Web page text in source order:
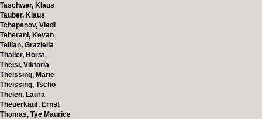
Taschwer, Klaus
Tauber, Klaus
Tchapanov, Vladi
Teherani, Kevan
Tellian, Graziella
Thaller, Horst
Theisl, Viktoria
Theissing, Marie
Theissing, Tscho
Thelen, Laura
Theuerkauf, Ernst
Thomas, Tye Maurice